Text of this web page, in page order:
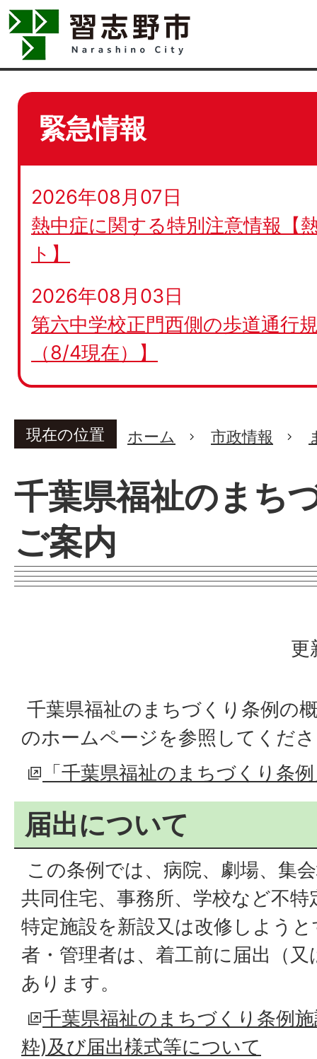
緊急情報
2026年08月07日
熱中症に関する特別注意情報【
ト】
2026年08月03日
第六中学校正門西側の歩道通行
（8/4現在）】
現在の位置 ホーム 市政情報
千葉県福祉のまち
ご案内
更
千葉県福祉のまちづくり条例の
のホームページを参照してくだ
「千葉県福祉のまちづくり条
届出について
この条例では、病院、劇場、集
共同住宅、事務所、学校など不
特定施設を新設又は改修しよう
者・管理者は、着工前に届出（
あります。
千葉県福祉のまちづくり条例
粋)及び届出様式等について